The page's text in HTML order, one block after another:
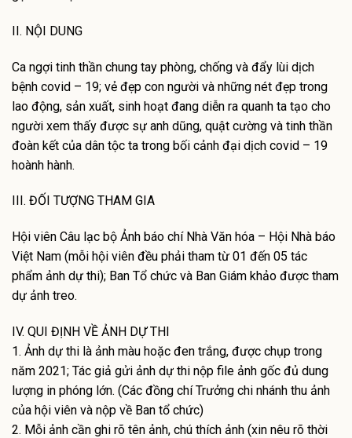
II. NỘI DUNG
Ca ngợi tinh thần chung tay phòng, chống và đẩy lùi dịch
bệnh covid – 19; vẻ đẹp con người và những nét đẹp trong
lao động, sản xuất, sinh hoạt đang diễn ra quanh ta tạo cho
người xem thấy được sự anh dũng, quật cường và tinh thần
đoàn kết của dân tộc ta trong bối cảnh đại dịch covid – 19
hoành hành.
III. ĐỐI TƯỢNG THAM GIA
Hội viên Câu lạc bộ Ảnh báo chí Nhà Văn hóa – Hội Nhà báo
Việt Nam (mỗi hội viên đều phải tham từ 01 đến 05 tác
phẩm ảnh dự thi); Ban Tổ chức và Ban Giám khảo được tham
dự ảnh treo.
IV. QUI ĐỊNH VỀ ẢNH DỰ THI
1. Ảnh dự thi là ảnh màu hoặc đen trắng, được chụp trong
năm 2021; Tác giả gửi ảnh dự thi nộp file ảnh gốc đủ dung
lượng in phóng lớn. (Các đồng chí Trưởng chi nhánh thu ảnh
của hội viên và nộp về Ban tổ chức)
2. Mỗi ảnh cần ghi rõ tên ảnh, chú thích ảnh (xin nêu rõ thời